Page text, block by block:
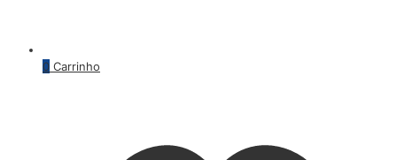
0 Carrinho